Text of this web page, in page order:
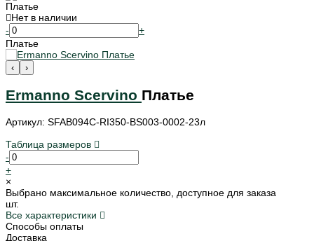
Платье
Нет в наличии
-
+
Платье
‹ ›
Ermanno Scervino Платье
Артикул: SFAB094C-RI350-BS003-0002-23л
Таблица размеров
-
+
×
Выбрано максимальное количество, доступное для заказа
шт.
Все характеристики
Способы оплаты
Доставка